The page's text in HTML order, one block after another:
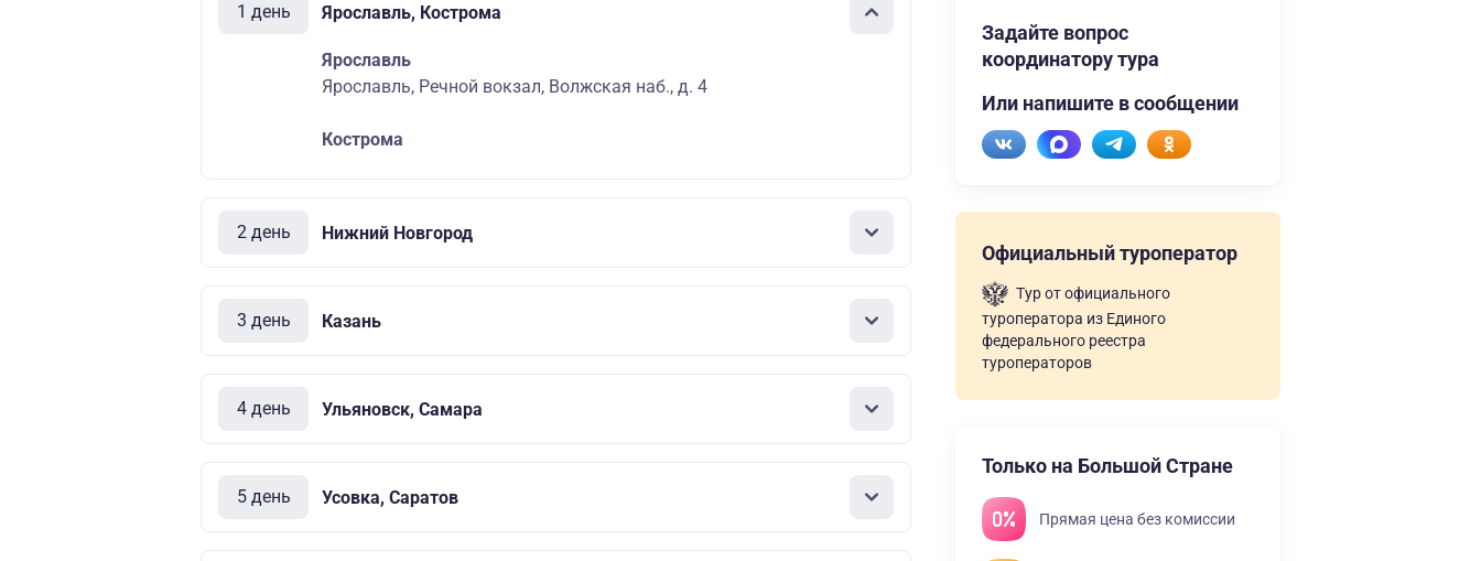
1 день Ярославль, Кострома
Ярославль
Ярославль, Речной вокзал, Волжская наб., д. 4
Кострома
2 день Нижний Новгород
3 день Казань
4 день Ульяновск, Самара
5 день Усовка, Саратов
Задайте вопрос
координатору тура
Или напишите в сообщении
Официальный туроператор
Тур от официального
туроператора из Единого
федерального реестра
туроператоров
Только на Большой Стране
Прямая цена без комиссии